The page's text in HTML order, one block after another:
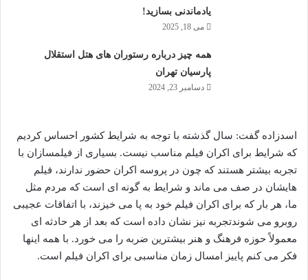
یاد‌ماندنی بسازید!
می 18, 2025
همه چیز درباره رستوران های هتل استقلال
پارسیان تهران
دسامبر 23, 2024
اسدزاده گفت: سال گذشته با توجه به شرایط کشور احساس کردیم
که شرایط برای اکران فیلم مناسب نیست. بسیاری از فیلمسازان با
تجربه بیشتر هستند که چون در پروسه اکران حضور ندارند، فیلم
هایشان در صف می ماند و شرایط به گونه ای است که مردم مثل
ما، هر بار که برای اکران فیلم خود به پا می خیزند، با اتفاقات عجیبی
روبرو می شوندتجربه نیز نشان داده است که بعد از هر حادثه ای
معمولاً حوزه فرهنگ و هنر بیشترین ضربه را می خورد. با همه اینها
فکر می کنم پاییز امسال زمان مناسبی برای اکران فیلم است.